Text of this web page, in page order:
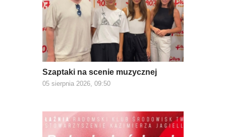
Szaptaki na scenie muzycznej
05 sierpnia 2026, 09:50